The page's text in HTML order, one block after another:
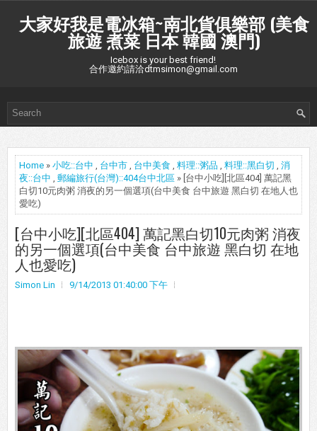
大家好我是電冰箱~南北貨俱樂部 (美食
旅遊 煮菜 日本 韓國 澳門)
Icebox is your best friend!
合作邀約請洽dtmsimon@gmail.com
Home » 小吃::台中 , 台中市 , 台中美食 , 料理::粥品 , 料理::黑白切 , 消
夜::台中 , 郵編旅行(台灣)::404台中北區 » [台中小吃][北區404] 萬記黑
白切10元肉粥 消夜的另一個選項(台中美食 台中旅遊 黑白切 在地人也
愛吃)
[台中小吃][北區404] 萬記黑白切10元肉粥 消夜
的另一個選項(台中美食 台中旅遊 黑白切 在地
人也愛吃)
Simon Lin 9/14/2013 01:40:00 下午